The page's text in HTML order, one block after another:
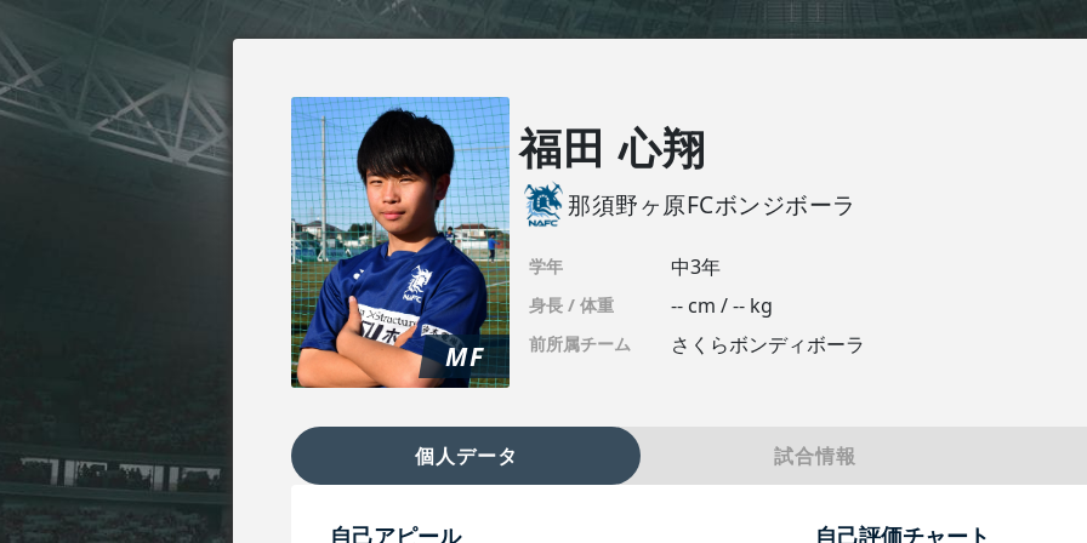
MF
福田 心翔
那須野ヶ原FCボンジボーラ
学年 中3年
身長 / 体重 -- cm / -- kg
前所属チーム さくらボンディボーラ
個人データ 試合情報
自己アピール 自己評価チャート